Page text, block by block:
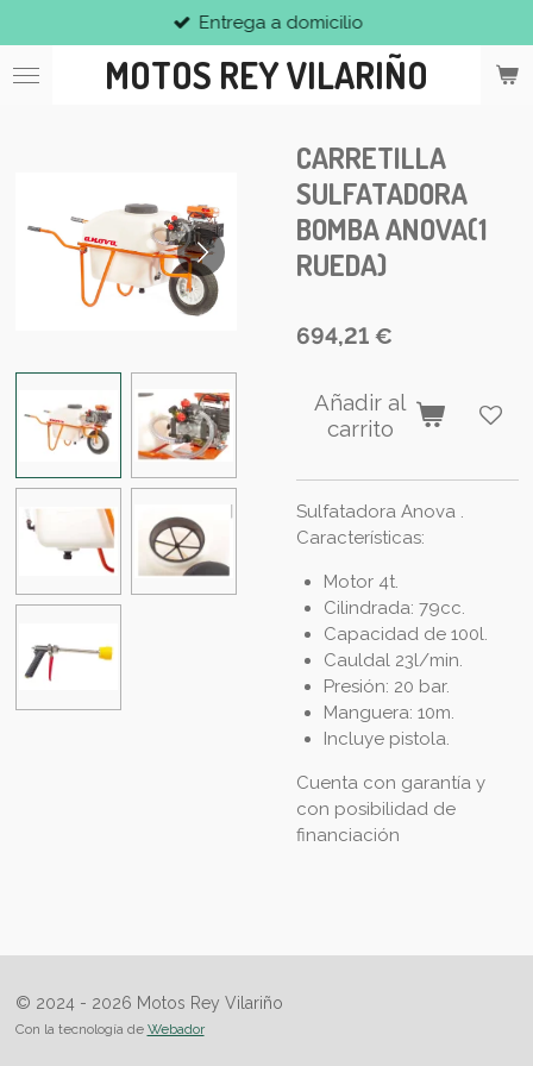
al
contenido
MOTOS REY VILARIÑO
Entrega a domicilio
CARRETILLA
SULFATADORA
BOMBA ANOVA(1
RUEDA)
694,21 €
Añadir al
carrito
Sulfatadora Anova .
Características:
Motor 4t.
Cilindrada: 79cc.
Capacidad de 100l.
Cauldal 23l/min.
Presión: 20 bar.
Manguera: 10m.
Incluye pistola.
Cuenta con garantía y
con posibilidad de
financiación
© 2024 - 2026 Motos Rey Vilariño
Con la tecnología de Webador